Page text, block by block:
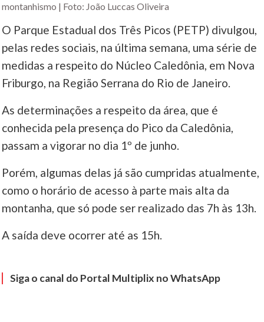
montanhismo | Foto: João Luccas Oliveira
O Parque Estadual dos Três Picos (PETP) divulgou,
pelas redes sociais, na última semana, uma série de
medidas a respeito do Núcleo Caledônia, em Nova
Friburgo, na Região Serrana do Rio de Janeiro.
As determinações a respeito da área, que é
conhecida pela presença do Pico da Caledônia,
passam a vigorar no dia 1º de junho.
Porém, algumas delas já são cumpridas atualmente,
como o horário de acesso à parte mais alta da
montanha, que só pode ser realizado das 7h às 13h.
A saída deve ocorrer até as 15h.
Siga o canal do Portal Multiplix no WhatsApp